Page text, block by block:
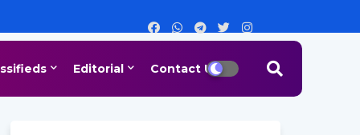
Editorial Contact Us